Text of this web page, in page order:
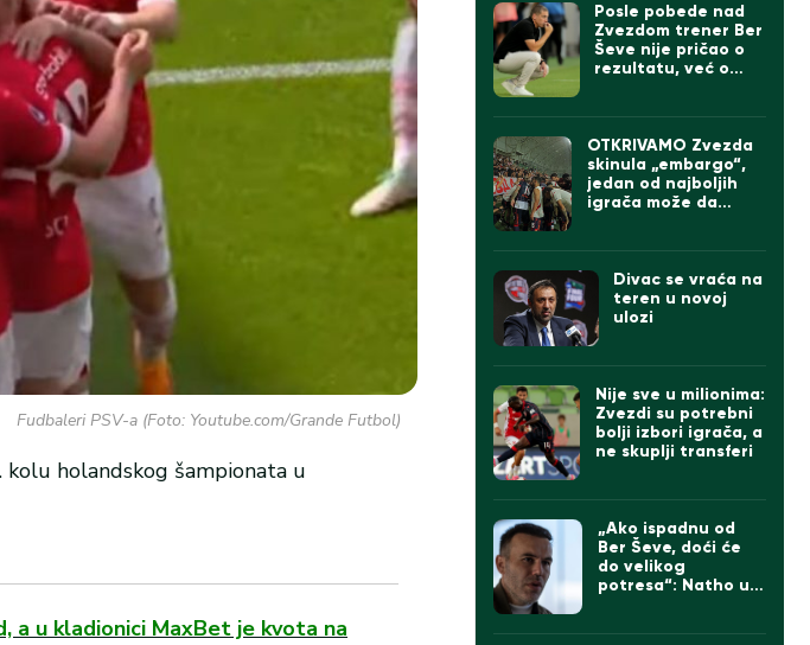
Fudbaleri PSV-a (Foto: Youtube.com/Grande Futbol)
holandskog šampionata u
a u kladionici MaxBet je kvota na
Posle pobede nad
Zvezdom trener Ber
Ševe nije pričao o
rezultatu, već o
OTKRIVAMO Zvezda
skinula „embargo“,
jedan od najboljih
igrača može da
Divac se vraća na
teren u novoj
ulozi
Nije sve u milionima:
Zvezdi su potrebni
bolji izbori igrača, a
ne skuplji transferi
„Ako ispadnu od
Ber Ševe, doći će
do velikog
potresa“: Natho u